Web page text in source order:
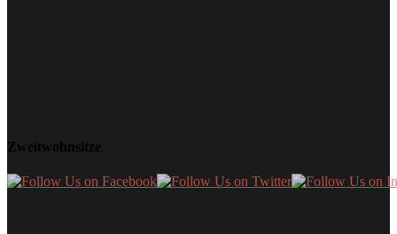
Zweitwohnsitze